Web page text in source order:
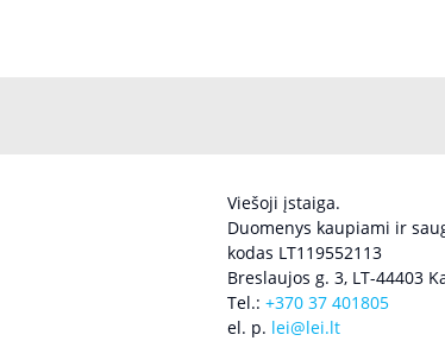
Viešoji įstaiga.
Duomenys kaupiami ir
kodas LT119552113
Breslaujos g. 3, LT-44403
Tel.: +370 37 401805
el. p. lei@lei.lt